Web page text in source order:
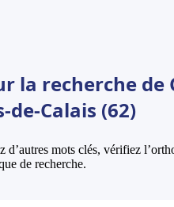
la recherche de
de-Calais (62)
d’autres mots clés, vérifiez
de recherche.